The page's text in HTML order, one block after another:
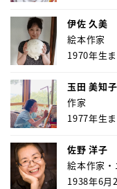
伊佐 久美
絵本作家
1970年生
玉田 美知子
作家
1977年生
佐野 洋子
絵本作家
1938年6月